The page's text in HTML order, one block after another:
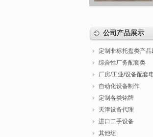
公司产品展示
综合性厂务配套类
自动化设备制作
定制各类铭牌
天津设备代理
进口二手设备
其他组